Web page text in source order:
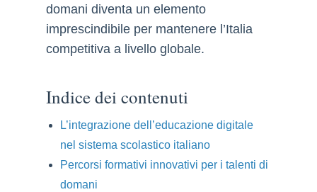
domani diventa un elemento
imprescindibile per mantenere l’Italia
competitiva a livello globale.
Indice dei contenuti
L’integrazione dell’educazione digitale
nel sistema scolastico italiano
Percorsi formativi innovativi per i talenti di
domani